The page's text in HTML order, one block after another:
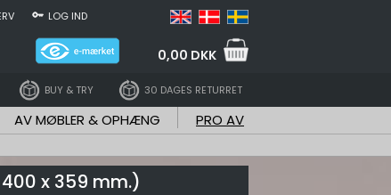
LOG IND
0,00 DKK
BUY & TRY 30 DAGES RETURRET
AV MØBLER & OPHÆNG PRO AV
x 359 mm.)